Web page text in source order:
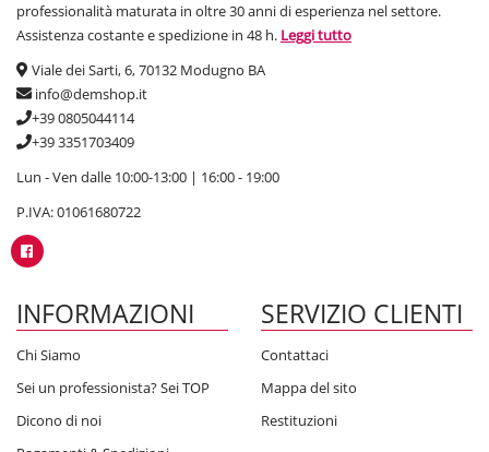
professionalità maturata in oltre 30 anni di esperienza nel settore.
Assistenza costante e spedizione in 48 h. Leggi tutto
Viale dei Sarti, 6, 70132 Modugno BA
info@demshop.it
+39 0805044114
+39 3351703409
Lun - Ven dalle 10:00-13:00 | 16:00 - 19:00
P.IVA: 01061680722
INFORMAZIONI
Chi Siamo
Sei un professionista? Sei TOP
Dicono di noi
SERVIZIO CLIENTI
Contattaci
Mappa del sito
Restituzioni